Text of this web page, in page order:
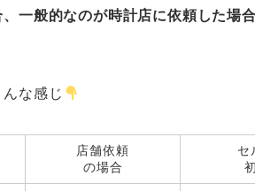
一般的なのが時計店に依頼した場
な感じ
店舗依頼
の場合
セ